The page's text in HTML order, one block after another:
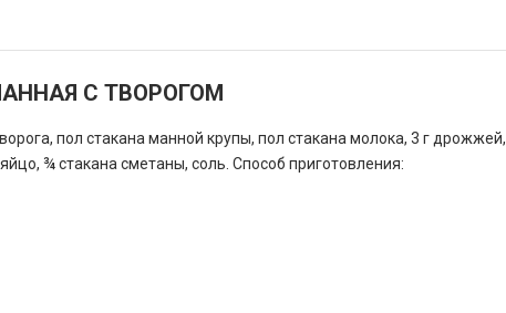
С ТВОРОГОМ
пол стакана манной крупы, пол стакана молока, 3 г дрожжей,
¾ стакана сметаны, соль. Способ приготовления: